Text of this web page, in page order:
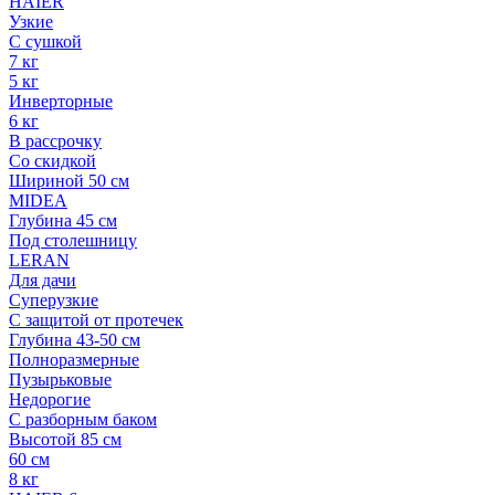
Узкие
С сушкой
7 кг
5 кг
Инверторные
6 кг
В рассрочку
Со скидкой
Шириной 50 см
MIDEA
Глубина 45 см
Под столешницу
LERAN
Для дачи
Суперузкие
С защитой от протечек
Глубина 43-50 см
Полноразмерные
Пузырьковые
Недорогие
С разборным баком
Высотой 85 см
60 см
8 кг